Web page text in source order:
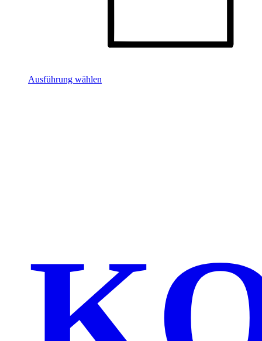
Ausführung wählen